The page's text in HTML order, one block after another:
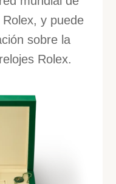
y puede
sobre la
Rolex.